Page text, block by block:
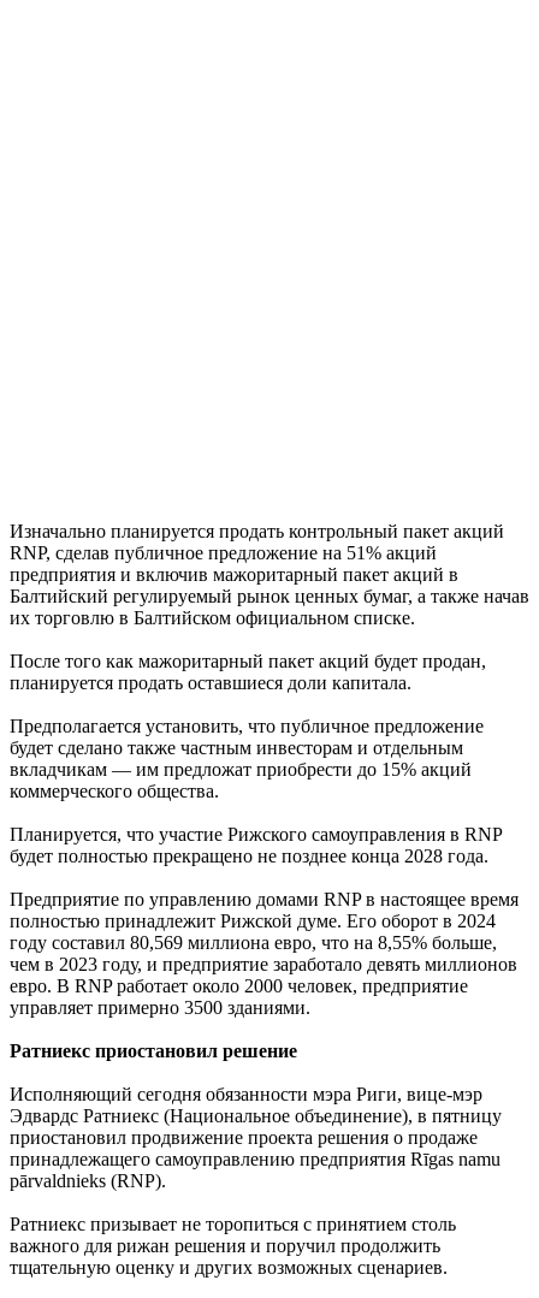
Изначально планируется продать контрольный пакет акций
RNP, сделав публичное предложение на 51% акций
предприятия и включив мажоритарный пакет акций в
Балтийский регулируемый рынок ценных бумаг, а также начав
их торговлю в Балтийском официальном списке.
После того как мажоритарный пакет акций будет продан,
планируется продать оставшиеся доли капитала.
Предполагается установить, что публичное предложение
будет сделано также частным инвесторам и отдельным
вкладчикам — им предложат приобрести до 15% акций
коммерческого общества.
Планируется, что участие Рижского самоуправления в RNP
будет полностью прекращено не позднее конца 2028 года.
Предприятие по управлению домами RNP в настоящее время
полностью принадлежит Рижской думе. Его оборот в 2024
году составил 80,569 миллиона евро, что на 8,55% больше,
чем в 2023 году, и предприятие заработало девять миллионов
евро. В RNP работает около 2000 человек, предприятие
управляет примерно 3500 зданиями.
Ратниекс приостановил решение
Исполняющий сегодня обязанности мэра Риги, вице-мэр
Эдвардс Ратниекс (Национальное объединение), в пятницу
приостановил продвижение проекта решения о продаже
принадлежащего самоуправлению предприятия Rīgas namu
pārvaldnieks (RNP).
Ратниекс призывает не торопиться с принятием столь
важного для рижан решения и поручил продолжить
тщательную оценку и других возможных сценариев.